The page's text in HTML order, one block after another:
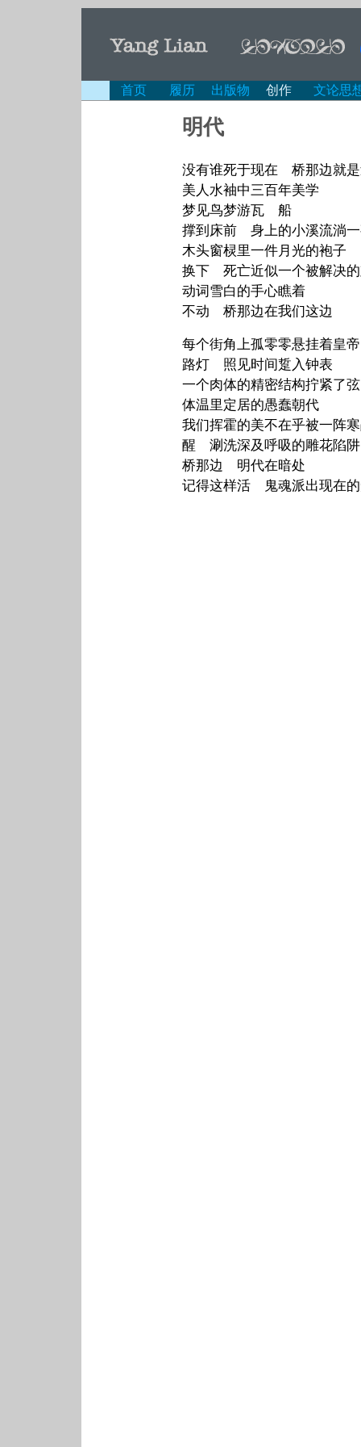
首页 履历 出版物 创作 文论思
明代
没有谁死于现在 桥那边就
美人水袖中三百年美学
梦见鸟梦游瓦 船
撑到床前 身上的小溪流淌
木头窗棂里一件月光的袍子
换下 死亡近似一个被解决
动词雪白的手心瞧着
不动 桥那边在我们这边
每个街角上孤零零悬挂着皇帝
路灯 照见时间踅入钟表
一个肉体的精密结构拧紧了弦
体温里定居的愚蠢朝代
我们挥霍的美不在乎被一阵
醒 涮洗深及呼吸的雕花陷阱
桥那边 明代在暗处
记得这样活 鬼魂派出现在